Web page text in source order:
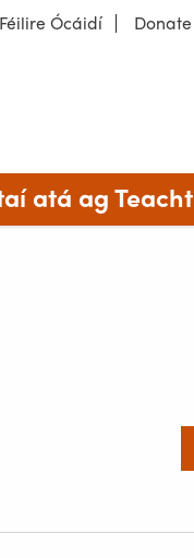
Féilire Ócáidí Donate
atá ag Teacht